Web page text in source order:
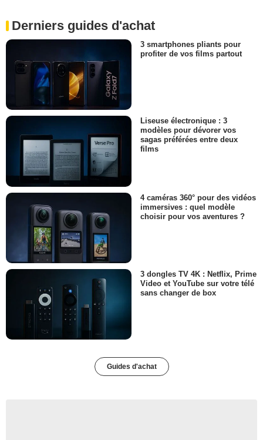
Derniers guides d'achat
3 smartphones pliants pour
profiter de vos films partout
Liseuse électronique : 3
modèles pour dévorer vos
sagas préférées entre deux
films
4 caméras 360° pour des vidéos
immersives : quel modèle
choisir pour vos aventures ?
3 dongles TV 4K : Netflix, Prime
Video et YouTube sur votre télé
sans changer de box
Guides d'achat